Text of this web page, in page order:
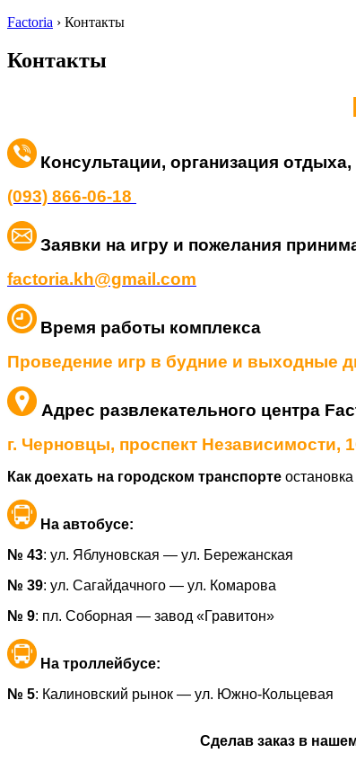
Factoria › Контакты
Контакты
Консультации, организация
(093) 866-06-18
Заявки на игру и пожелания
factoria.kh@gmail.com
Время работы комплекса
Проведение игр в будние и выходные
Адрес развлекательного центра
г. Черновцы, проспект Независимости,
Как доехать на городском транспорте
На автобусе:
№ 43: ул. Яблуновская — ул. Бережанская
№ 39: ул. Сагайдачного — ул. Комарова
№ 9: пл. Соборная — завод «Гравитон»
На троллейбусе:
№ 5: Калиновский рынок — ул. Южно-Кольцевая
Сделав заказ в